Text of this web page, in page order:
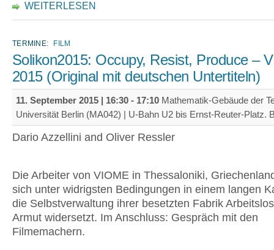
WEITERLESEN
TERMINE: FILM
Solikon2015: Occupy, Resist, Produce –
2015 (Original mit deutschen Untertiteln)
11. September 2015 | 16:30 - 17:10 Mathematik-Gebäude der
Universität Berlin (MA042) | U-Bahn U2 bis Ernst-Reuter-Platz.
Dario Azzellini and Oliver Ressler
Die Arbeiter von VIOME in Thessaloniki,
sich unter widrigsten Bedingungen in einem langen
die Selbstverwaltung ihrer besetzten Fabrik
Armut widersetzt. Im Anschluss: Gespräch mit den
Filmemachern.